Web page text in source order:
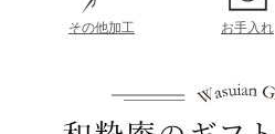
その他加工 お手入れ